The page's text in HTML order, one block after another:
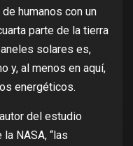
humanos con un
parte de la tierra
solares es,
y, al menos en aquí,
energéticos.
del estudio
NASA, “las